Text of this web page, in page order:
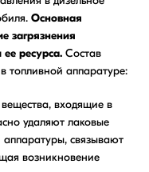
Основная
загрязнения
ресурса. Состав
топливной аппаратуре:
входящие в
удаляют лаковые
связывают
возникновение